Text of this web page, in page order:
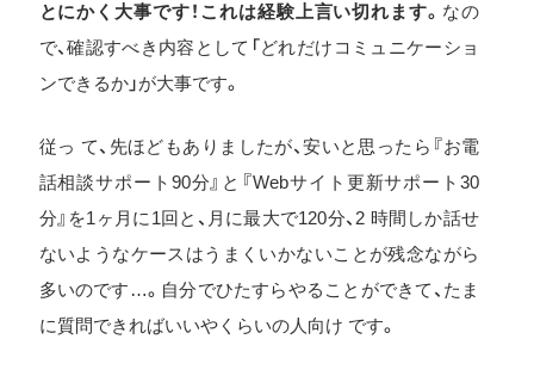
とにかく大事です！これは経験上言い切れます。 なの
で、確認すべき内容として「どれだけコミュニケーショ
ンできるか」が大事です。
従っ て、先ほどもありましたが、安いと思ったら『お電
話相談サポート90分』と『Webサイト更新サポート30
分』を1ヶ月に1回と、月に最大で120分、2 時間しか話せ
ないようなケースはうまくいかないことが残念ながら
多いのです…。自分でひたすらやることができて、たま
に質問できればいいやくらいの人向け です。